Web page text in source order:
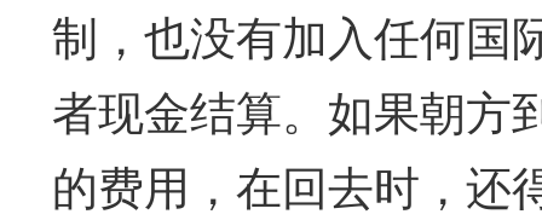
制，也没有加入任何国
者现金结算。如果朝方
的费用，在回去时，还